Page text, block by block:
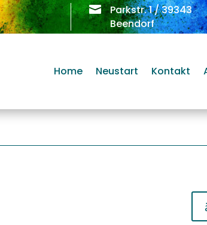

Parkstr. 1 / 39343
Beendorf
Home Neustart Kontakt